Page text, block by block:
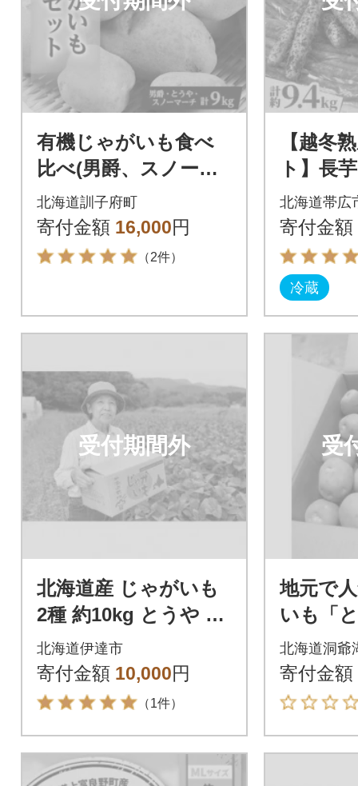
有機じゃがいも食べ
比べ(男爵、スノーマ
ーチ、とうや)セッ
ト 合計9kg
北海道訓子府町
寄付金額 16,000円
（2件）
【越冬
ト】長
も(とう
ウ 計約
十勝帯
北海道帯広
寄付金額
冷蔵
受付期間外
北海道産 じゃがいも
2種 約10kg とうや メ
ークイン 北あかり
北海道伊達市
寄付金額 10,000円
（1件）
受
地元で
いも「
ット M
イズ
北海道洞爺
寄付金額